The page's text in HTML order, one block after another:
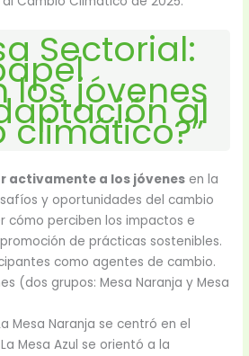
Sectorial:
los jóvenes
al
activamente a los jóvenes en la
y oportunidades del cambio
cómo perciben los impactos e
de prácticas sostenibles.
como agentes de cambio.
(dos grupos: Mesa Naranja y Mesa
Mesa Naranja se centró en el
La Mesa Azul se orientó a la